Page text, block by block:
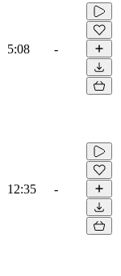
5:08 -
12:35 -